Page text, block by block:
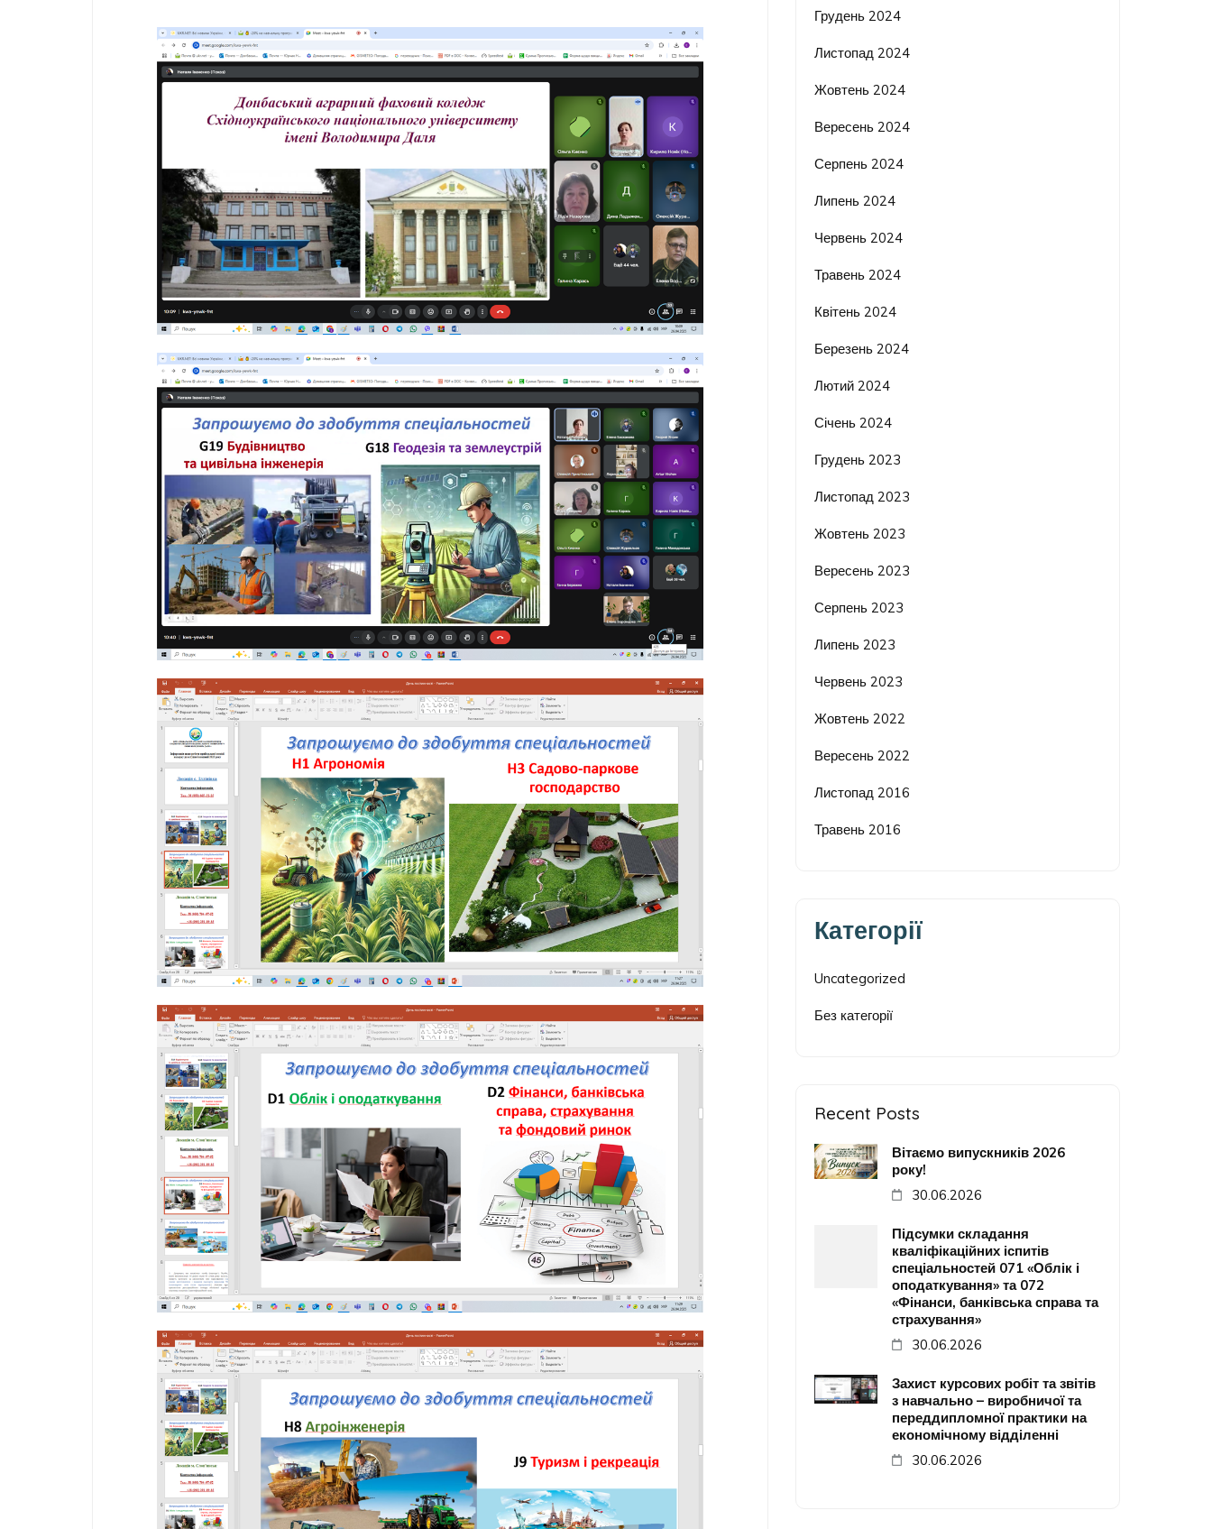
Грудень 2024
Листопад 2024
Жовтень 2024
Вересень 2024
Серпень 2024
Липень 2024
Червень 2024
Травень 2024
Квітень 2024
Березень 2024
Лютий 2024
Січень 2024
Грудень 2023
Листопад 2023
Жовтень 2023
Вересень 2023
Серпень 2023
Липень 2023
Червень 2023
Жовтень 2022
Вересень 2022
Листопад 2016
Травень 2016
Категорії
Uncategorized
Без категорії
Recent Posts
Вітаємо випускників 2026
року!
30.06.2026
Підсумки складання
кваліфікаційних іспитів
спеціальностей 071 «Облік і
оподаткування» та 072
«Фінанси, банківська справа та
страхування»
30.06.2026
Захист курсових робіт та звітів
з навчально – виробничої та
переддипломної практики на
економічному відділенні
30.06.2026